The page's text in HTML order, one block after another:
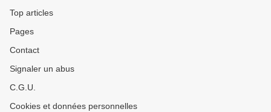
Top articles
Pages
Contact
Signaler un abus
C.G.U.
Cookies et données personnelles